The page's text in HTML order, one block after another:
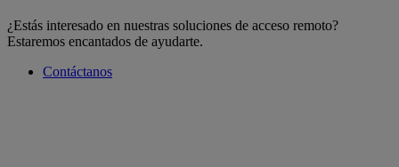
¿Estás interesado en nuestras soluciones de acceso remoto?
Estaremos encantados de ayudarte.
Contáctanos